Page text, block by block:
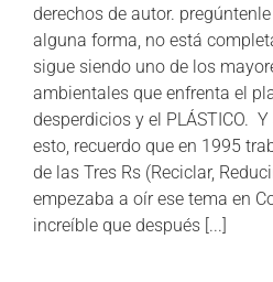
derechos de autor.
alguna forma, no está
sigue siendo uno de los
ambientales que enfrenta el
desperdicios y el PLÁSTICO.
esto, recuerdo que en 1995
de las Tres Rs (Reciclar,
empezaba a oír ese tema en
increíble que después [...]